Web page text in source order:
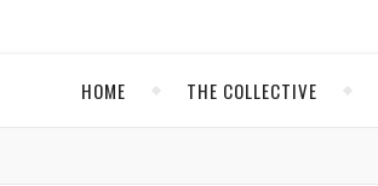
HOME THE COLLECTIVE